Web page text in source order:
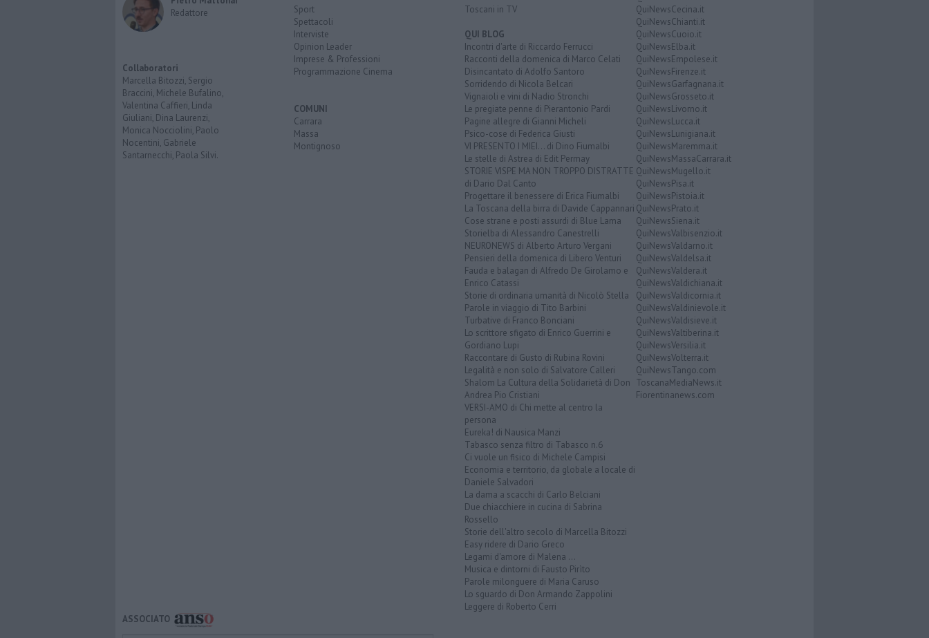
Redattore
Collaboratori
Marcella Bitozzi, Sergio
Braccini, Michele Bufalino,
Valentina Caffieri, Linda
Giuliani, Dina Laurenzi,
Monica Nocciolini, Paolo
Nocentini, Gabriele
Santarnecchi, Paola Silvi.
Sport
Spettacoli
Interviste
Opinion Leader
Imprese & Professioni
Programmazione Cinema
COMUNI
Carrara
Massa
Montignoso
Toscani in TV
QUI BLOG
Incontri d'arte di Riccardo Ferrucci
Racconti della domenica di Marco Celati
Disincantato di Adolfo Santoro
Sorridendo di Nicola Belcari
Vignaioli e vini di Nadio Stronchi
Le pregiate penne di Pierantonio Pardi
Pagine allegre di Gianni Micheli
Psico-cose di Federica Giusti
VI PRESENTO I MIEI... di Dino Fiumalbi
Le stelle di Astrea di Edit Permay
STORIE VISPE MA NON TROPPO DISTRATTE
di Dario Dal Canto
Progettare il benessere di Erica Fiumalbi
La Toscana della birra di Davide Cappannari
Cose strane e posti assurdi di Blue Lama
Storielba di Alessandro Canestrelli
NEURONEWS di Alberto Arturo Vergani
Pensieri della domenica di Libero Venturi
Fauda e balagan di Alfredo De Girolamo e
Enrico Catassi
Storie di ordinaria umanità di Nicolò Stella
Parole in viaggio di Tito Barbini
Turbative di Franco Bonciani
Lo scrittore sfigato di Enrico Guerrini e
Gordiano Lupi
Raccontare di Gusto di Rubina Rovini
Legalità e non solo di Salvatore Calleri
Shalom La Cultura della Solidarietà di Don
Andrea Pio Cristiani
VERSI-AMO di Chi mette al centro la
persona
Eureka! di Nausica Manzi
Tabasco senza filtro di Tabasco n.6
Ci vuole un fisico di Michele Campisi
Economia e territorio, da globale a locale di
Daniele Salvadori
La dama a scacchi di Carlo Belciani
Due chiacchiere in cucina di Sabrina
Rossello
Storie dell'altro secolo di Marcella Bitozzi
Easy ridere di Dario Greco
Legami d'amore di Malena ...
Musica e dintorni di Fausto Pirìto
Parole milonguere di Maria Caruso
Lo sguardo di Don Armando Zappolini
Leggere di Roberto Cerri
QuiNewsCecina.it
QuiNewsChianti.it
QuiNewsCuoio.it
QuiNewsElba.it
QuiNewsEmpolese.it
QuiNewsFirenze.it
QuiNewsGarfagnana.it
QuiNewsGrosseto.it
QuiNewsLivorno.it
QuiNewsLucca.it
QuiNewsLunigiana.it
QuiNewsMaremma.it
QuiNewsMassaCarrara.it
QuiNewsMugello.it
QuiNewsPisa.it
QuiNewsPistoia.it
QuiNewsPrato.it
QuiNewsSiena.it
QuiNewsValbisenzio.it
QuiNewsValdarno.it
QuiNewsValdelsa.it
QuiNewsValdera.it
QuiNewsValdichiana.it
QuiNewsValdicornia.it
QuiNewsValdinievole.it
QuiNewsValdisieve.it
QuiNewsValtiberina.it
QuiNewsVersilia.it
QuiNewsVolterra.it
QuiNewsTango.com
ToscanaMediaNews.it
Fiorentinanews.com
ASSOCIATO